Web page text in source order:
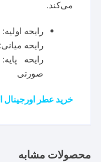
می‌کند.
رایحه
رایحه
رایحه
صورتی
خرید عطر
محصولات مشابه